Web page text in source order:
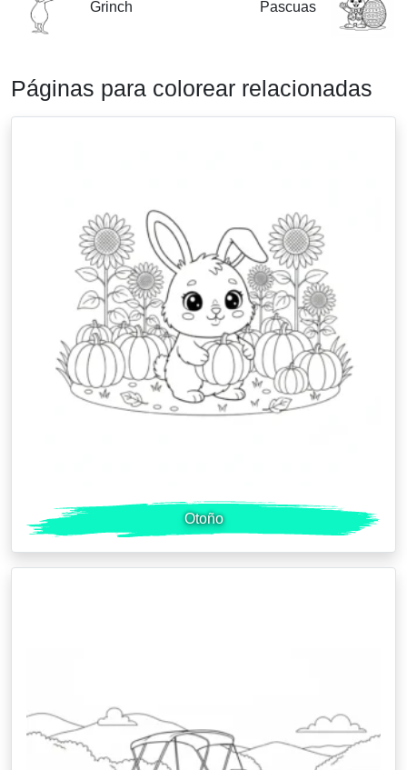
Grinch Pascuas
Páginas para colorear relacionadas
Otoño